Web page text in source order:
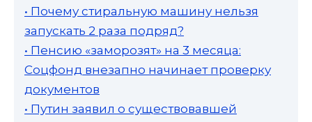
• Почему стиральную машину нельзя
запускать 2 раза подряд?
• Пенсию «заморозят» на 3 месяца:
Соцфонд внезапно начинает проверку
документов
• Путин заявил о существовавшей